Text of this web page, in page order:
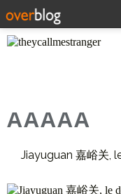
AAAAA
Jiayuguan 嘉峪关,